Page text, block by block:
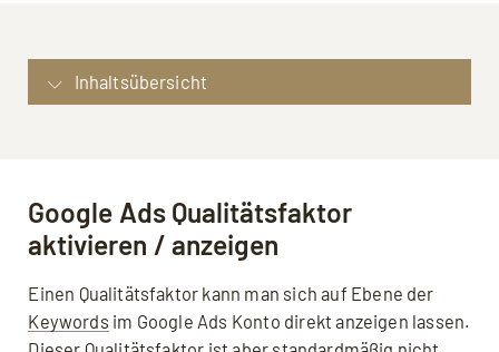
Inhaltsübersicht
Voraussichtliche Klickrate
Anzeigenrelevanz
Zielseitenerfahrung: Qualität und Ladezeit
der Zielseite
Gesamtleistung des Google Ads Kontos
Google Ads Qualitätsfaktor
aktivieren / anzeigen
Einen Qualitätsfaktor kann man sich auf Ebene der
Keywords im Google Ads Konto direkt anzeigen lassen.
Dieser Qualitätsfaktor ist aber standardmäßig nicht